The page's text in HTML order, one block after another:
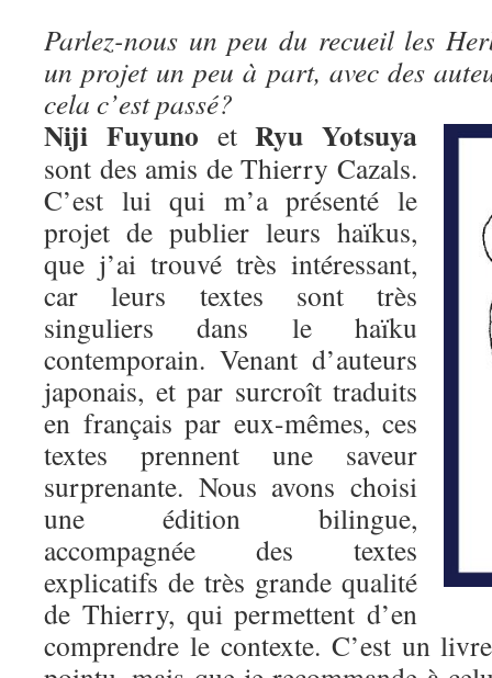
Parlez-nous un peu du recueil les
un projet un peu à part, avec des
cela c’est passé?
Niji Fuyuno etRyu Yotsuya
sont des amis de Thierry Cazals.
C’est lui qui m’a présenté le
projet de publier leurs haïkus,
que j’ai trouvé très intéressant,
car leurs textes sont très
singuliers dans le haïku
contemporain. Venant d’auteurs
japonais, et par surcroît traduits
en français par eux-mêmes, ces
textes prennent une saveur
surprenante. Nous avons choisi
une édition bilingue,
accompagnée des textes
explicatifs de très grande qualité
de Thierry, qui permettent d’en
comprendre le contexte. C’est un